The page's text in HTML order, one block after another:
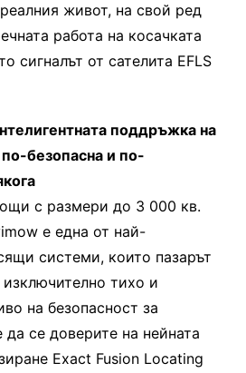
живот, на свой ред
работа на косачката
сигналът от сателита EFLS
поддръжка на
безопасна и по-
с размери до 3 000 кв.
е една от най-
системи, които пазарът
тихо и
на безопасност за
се доверите на нейната
Exact Fusion Locating